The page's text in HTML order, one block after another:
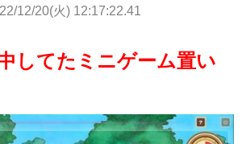
12/20(火) 12:17:22.41
してたミニゲーム置い